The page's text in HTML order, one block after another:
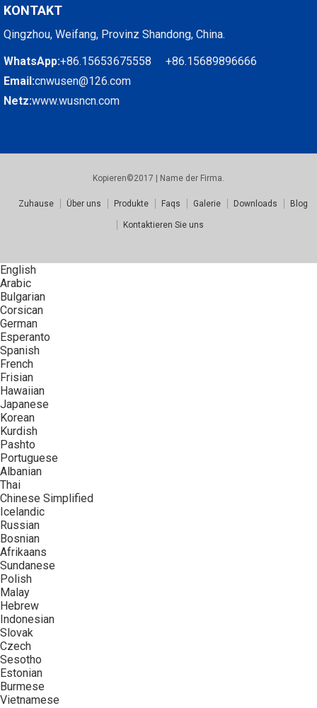
KONTAKT
Qingzhou, Weifang, Provinz Shandong, China.
WhatsApp:+86.15653675558 +86.15689896666
Email:cnwusen@126.com
Netz:www.wusncn.com
Kopieren©2017 | Name der Firma.
Zuhause Über uns Produkte Faqs Galerie Downloads Blog
Kontaktieren Sie uns
English
Arabic
Bulgarian
Corsican
German
Esperanto
Spanish
French
Frisian
Hawaiian
Japanese
Korean
Kurdish
Pashto
Portuguese
Albanian
Thai
Chinese Simplified
Icelandic
Russian
Bosnian
Afrikaans
Sundanese
Polish
Malay
Hebrew
Indonesian
Slovak
Czech
Sesotho
Estonian
Burmese
Vietnamese